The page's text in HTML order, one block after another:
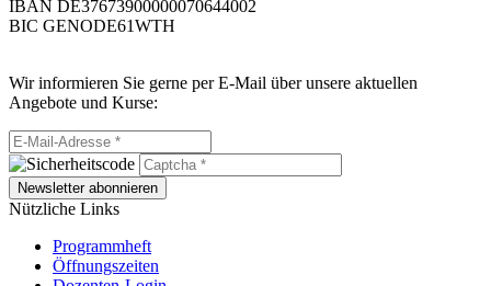
IBAN DE37673900000070644002
BIC GENODE61WTH
Wir informieren Sie gerne per E-Mail über unsere aktuellen
Angebote und Kurse:
Newsletter abonnieren
Nützliche Links
Programmheft
Öffnungszeiten